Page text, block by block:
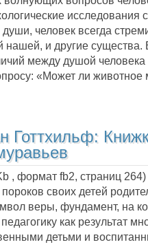
исследования
человек всегда
и другие существа.
между душой
«Может ли животное
Готтхильф:
, формат fb2, страниц 264
своих детей
веры, фундамент, на
как результат
детьми и